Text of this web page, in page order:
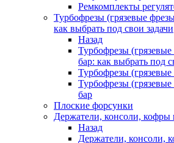
Ремкомплекты
Турбофрезы (грязевые
как выбрать под свои задачи
Назад
Турбофрезы
бар: как выбрать под
Турбофрезы
Турбофрезы
бар
Плоские форсунки
Держатели, консоли,
Назад
Держатели, консоли,